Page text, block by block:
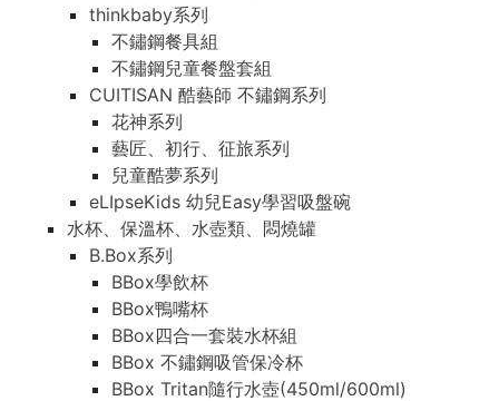
thinkbaby系列
不鏽鋼餐具組
不鏽鋼兒童餐盤套組
CUITISAN 酷藝師 不鏽鋼系列
花神系列
藝匠、初行、征旅系列
兒童酷夢系列
eLIpseKids 幼兒Easy學習吸盤碗
水杯、保溫杯、水壺類、悶燒罐
B.Box系列
BBox學飲杯
BBox鴨嘴杯
BBox四合一套裝水杯組
BBox 不鏽鋼吸管保冷杯
BBox Tritan隨行水壺(450ml/600ml)